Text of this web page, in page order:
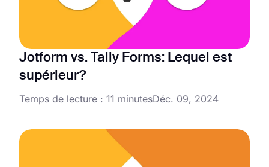
Jotform vs. Tally Forms: Lequel est
supérieur?
Temps de lecture : 11 minutesDéc. 09, 2024